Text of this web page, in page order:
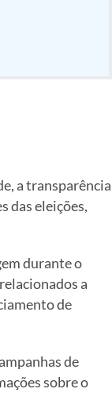
a transparência
das eleições,
durante o
a
de
de
sobre o